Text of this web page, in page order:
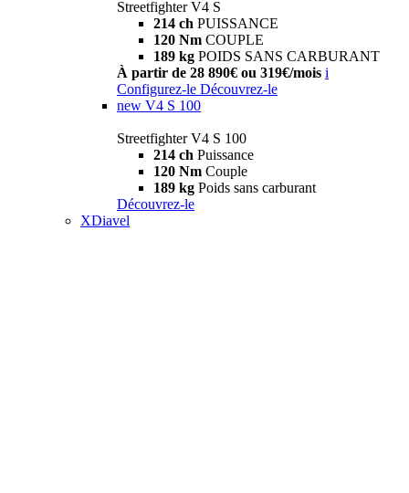
Streetfighter V4 S
214 ch PUISSANCE
120 Nm COUPLE
189 kg POIDS SANS CARBURANT
À partir de 28 890€ ou 319€/mois i
Configurez-le Découvrez-le
new V4 S 100
Streetfighter V4 S 100
214 ch Puissance
120 Nm Couple
189 kg Poids sans carburant
Découvrez-le
XDiavel